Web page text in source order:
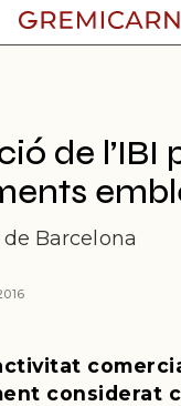
de l’IBI
Barcelona
considerat